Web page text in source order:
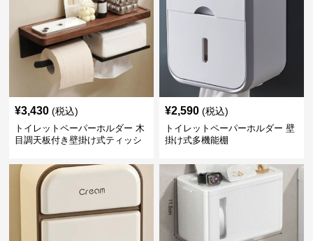
¥3,430 (税込)
トイレットペーパーホルダー 木
目調天板付き壁掛け式ティッシ
¥2,590 (税込)
トイレットペーパーホルダー 壁
掛け式多機能棚